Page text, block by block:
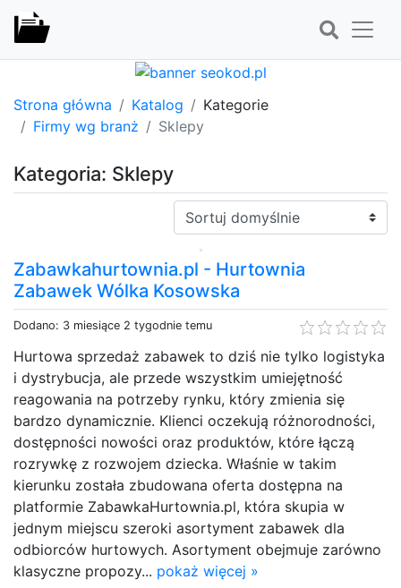
Strona główna Katalog
Kategorie
Firmy wg branż
Sklepy
Kategoria: Sklepy
Sortuj:
Zabawkahurtownia.pl - Hurtownia
Zabawek Wólka Kosowska
Dodano: 3 miesiące 2 tygodnie temu
Hurtowa sprzedaż zabawek to dziś nie tylko logistyka
i dystrybucja, ale przede wszystkim umiejętność
reagowania na potrzeby rynku, który zmienia się
bardzo dynamicznie. Klienci oczekują różnorodności,
dostępności nowości oraz produktów, które łączą
rozrywkę z rozwojem dziecka. Właśnie w takim
kierunku została zbudowana oferta dostępna na
platformie ZabawkaHurtownia.pl, która skupia w
jednym miejscu szeroki asortyment zabawek dla
odbiorców hurtowych. Asortyment obejmuje zarówno
klasyczne propozy... pokaż więcej »